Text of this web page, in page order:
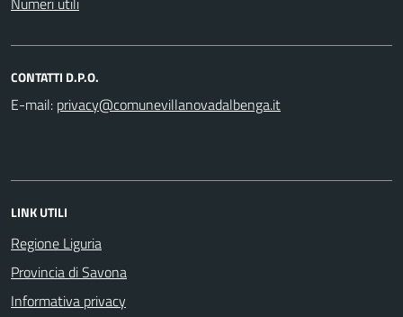
CONTATTI D.P.O.
E-mail:
LINK UTILI
Regione Liguria
Provincia di Savona
Informativa privacy